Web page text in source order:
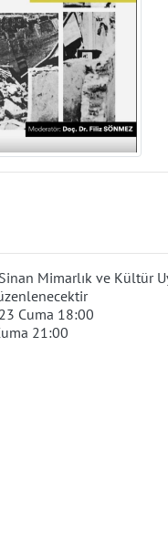
Mimarlık ve Kültür
Cuma 18:00
21:00